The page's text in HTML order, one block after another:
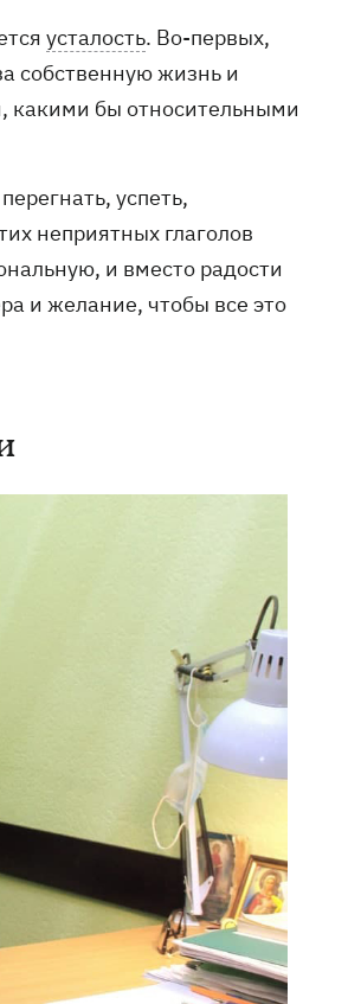
усталость. Во-первых,
собственную жизнь и
какими бы относительными
успеть,
неприятных глаголов
и вместо радости
и желание, чтобы все это